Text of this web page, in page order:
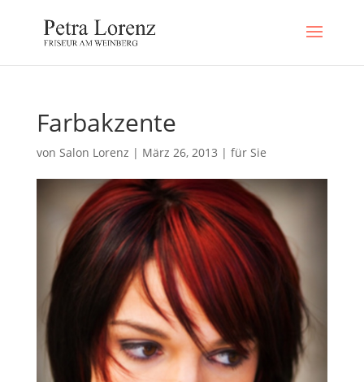
Farbakzente
von Salon Lorenz | März 26, 2013 | für Sie